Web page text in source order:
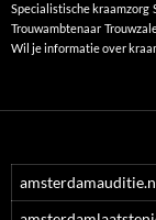
Specialistische kraamzorg
Trouwambtenaar
Wil je informatie over